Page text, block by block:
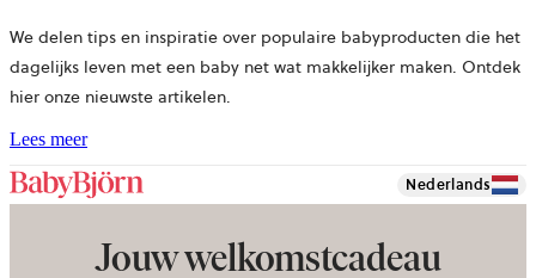
We delen tips en inspiratie over populaire babyproducten die het
dagelijks leven met een baby net wat makkelijker maken. Ontdek
hier onze nieuwste artikelen.
Lees meer
Nederlands
Jouw welkomstcadeau